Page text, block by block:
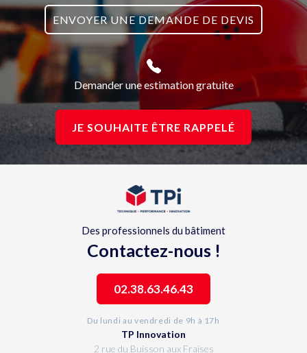
ENVOYER UNE DEMANDE DE DEVIS
Demander une estimation gratuite
JE SOUHAITE ÊTRE RAPPELÉ
Des professionnels du bâtiment
Contactez-nous !
02.38.63.46.43
Du lundi au vendredi de 9h à 17h
TP Innovation
2 rue du Buisson aux Fraises